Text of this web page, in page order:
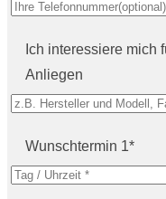
Ich interessiere mich
Anliegen
Wunschtermin 1*